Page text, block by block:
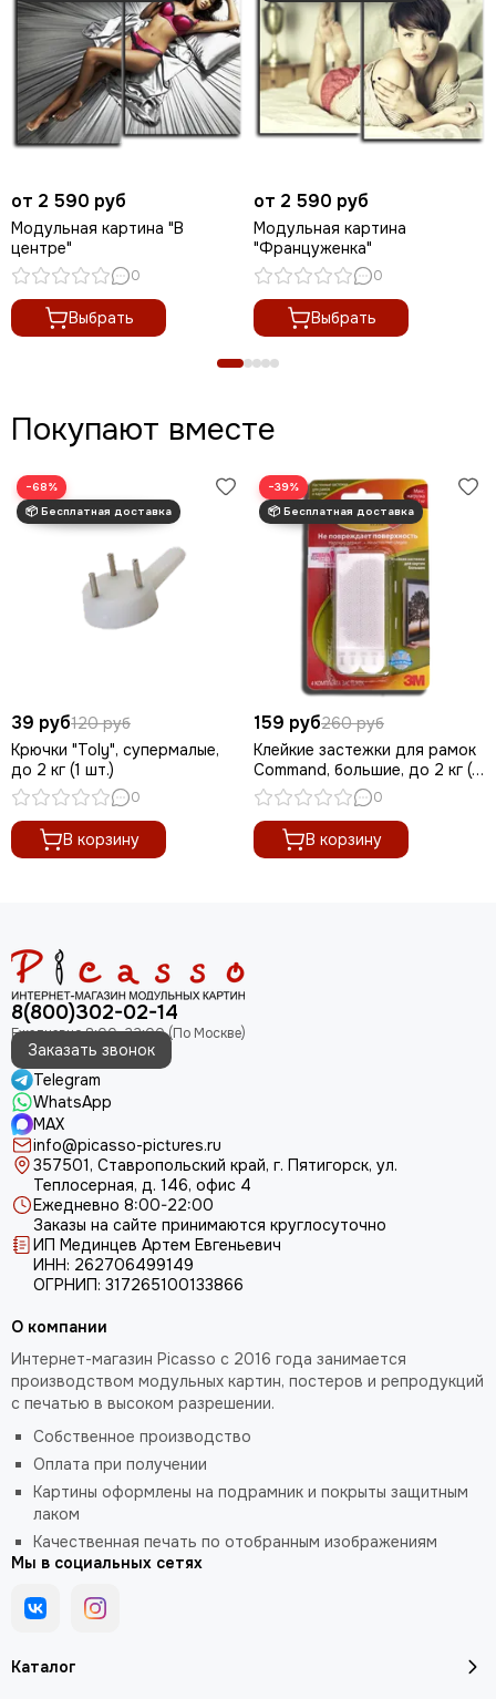
от 2 590 руб
Модульная картина "В
центре"
0
Выбрать
от 2 590 руб
Модульная картина
"Француженка"
0
Выбрать
Покупают вместе
−68%
39 руб120 руб
Крючки "Toly", супермалые,
до 2 кг (1 шт.)
0
В корзину
−39%
159 руб260 руб
Клейкие застежки для рамок
Command, большие, до 2 кг (1
шт.)
0
В корзину
8(800)302-02-14
Заказать звонок
Telegram
WhatsApp
MAX
info@picasso-pictures.ru
357501, Ставропольский край, г. Пятигорск, ул.
Теплосерная, д. 146, офис 4
Ежедневно 8:00-22:00
Заказы на сайте принимаются круглосуточно
ИП Мединцев Артем Евгеньевич
ИНН: 262706499149
ОГРНИП: 317265100133866
Каталог
О компании
Интернет-магазин Picasso с 2016 года занимается
производством модульных картин, постеров и репродукций
с печатью в высоком разрешении.
Собственное производство
Оплата при получении
Картины оформлены на подрамник и покрыты защитным
лаком
Качественная печать по отобранным изображениям
Мы в социальных сетях